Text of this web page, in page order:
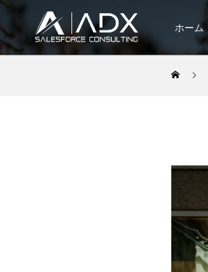
ホーム